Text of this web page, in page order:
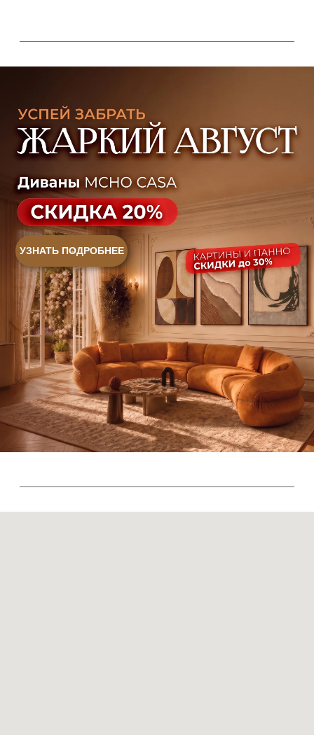
Панели
Контакты
Оплата и доставка
Ковры
© 2026 Sky Living
Политика конфиденциальности
+7 (958) 202-41-41
+7 (499) 916-60-66
+7 (932) 021-99-97
+7 (499) 916-60-10,
Политика возврата товаров
Sales@skyliving.ru
Ежедневно, с 10:00 до 21:00
Telegram и YouTube ограничены на территории РФ
(на основании ФЗ-149 "Об информации")